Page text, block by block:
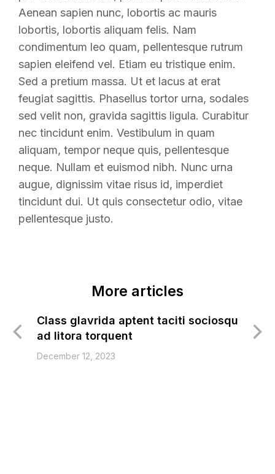
Aenean sapien nunc, lobortis ac mauris
lobortis, lobortis aliquam felis. Nam
condimentum leo quam, pellentesque rutrum
sapien eleifend vel. Etiam eu tristique enim.
Sed a pretium massa. Ut et lacus at erat
feugiat sagittis. Phasellus tortor urna, sodales
sed velit non, gravida sagittis ligula. Curabitur
nec tincidunt enim. Vestibulum in quam
aliquam, tempor neque quis, pellentesque
neque. Nullam et euismod nibh. Nunc urna
augue, dignissim vitae risus id, imperdiet
tincidunt dui. Ut quis consectetur odio, vitae
pellentesque justo.
More articles
Class glavrida aptent taciti sociosqu
ad litora torquent
December 12, 2023